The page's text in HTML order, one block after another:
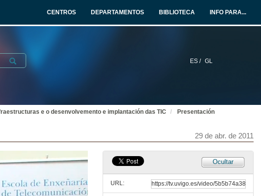
CENTROS DEPARTAMENTOS BIBLIOTECA INFO PARA...
ES / GL
Submit
e o desenvolvemento e implantación das TIC Presentación
29 de abr. de 2011
Ocultar
URL: